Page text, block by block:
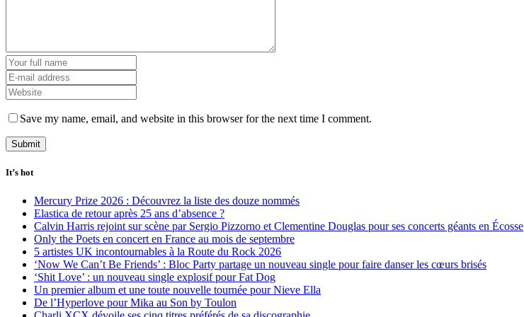
Save my name, email, and website in this browser for the next time I comment.
It’s hot
Mercury Prize 2026 : Découvrez la liste des douze nommés
Elastica de retour après 25 ans d’absence ?
Calvin Harris rejoint sur scène par Sergio Pizzorno et Clementine Douglas pour ses concerts géants en Écosse
Only the Poets en concert en France au mois de septembre
5 artistes UK incontournables à la Route du Rock 2026
‘Now We Can’t Be Friends’ : Bloc Party partage un nouveau single pour faire danser les cœurs brisés
‘Shit Love’ : un nouveau single explosif pour Fat Dog
Un premier album et une toute nouvelle tournée pour Nieve Ella
De l’Hyperlove pour Mika au Son by Toulon